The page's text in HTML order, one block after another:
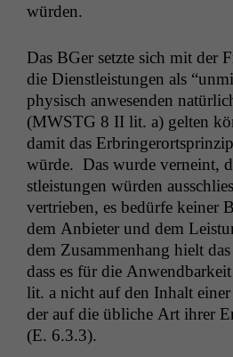
würden.
Das BGer set­zte sich mit der
die Dien­stleis­tun­gen als
physisch anwe­senden
(MWSTG 8 II lit. a) gel­ten
damit das
würde. Das wurde verneint,
stleis­tun­gen wür­den
ver­trieben, es bedürfe kein­er
dem Anbi­eter und dem
dem Zusam­men­hang hielt
dass es für die
lit. a nicht auf den Inhalt
der auf die übliche Art ihrer
(E. 6.3.3).